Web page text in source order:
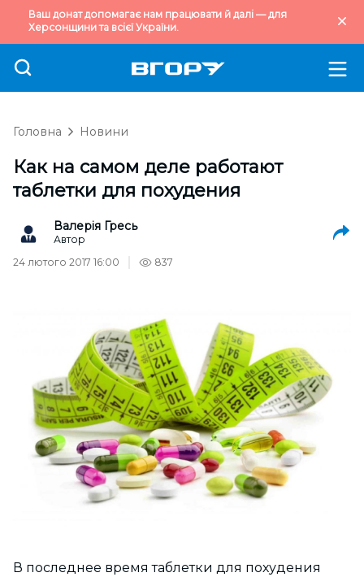
Ваш донат допомагає нам працювати й далі — для
Херсонщини та всієї України.
Головна Новини
Как на самом деле работают
таблетки для похудения
Валерія Гресь
Автор
24 лютого 2017 16:00
837
В последнее время таблетки для похудения